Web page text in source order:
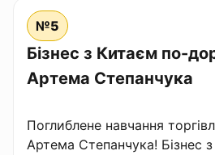
№5
Бізнес з Китаєм по-
Артема Степанчука
Поглиблене навчання
Артема Степанчука! Бізнес